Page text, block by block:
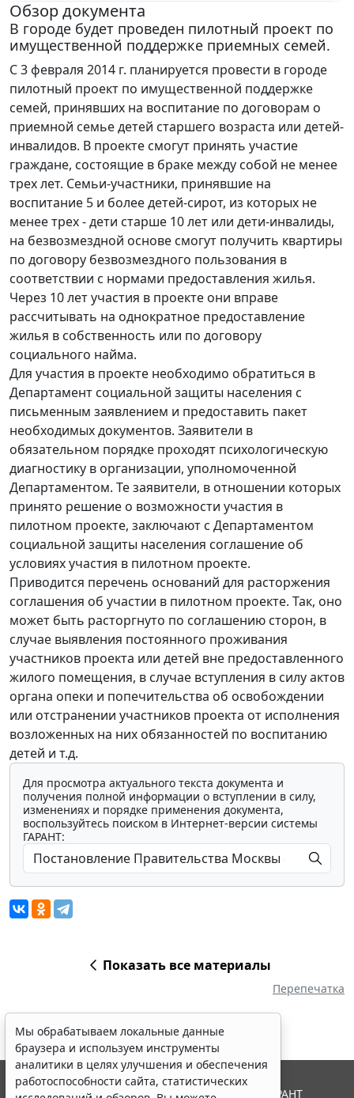
Обзор документа
В городе будет проведен пилотный проект по
имущественной поддержке приемных семей.
С 3 февраля 2014 г. планируется провести в городе
пилотный проект по имущественной поддержке
семей, принявших на воспитание по договорам о
приемной семье детей старшего возраста или детей-
инвалидов. В проекте смогут принять участие
граждане, состоящие в браке между собой не менее
трех лет. Семьи-участники, принявшие на
воспитание 5 и более детей-сирот, из которых не
менее трех - дети старше 10 лет или дети-инвалиды,
на безвозмездной основе смогут получить квартиры
по договору безвозмездного пользования в
соответствии с нормами предоставления жилья.
Через 10 лет участия в проекте они вправе
рассчитывать на однократное предоставление
жилья в собственность или по договору
социального найма.
Для участия в проекте необходимо обратиться в
Департамент социальной защиты населения с
письменным заявлением и предоставить пакет
необходимых документов. Заявители в
обязательном порядке проходят психологическую
диагностику в организации, уполномоченной
Департаментом. Те заявители, в отношении которых
принято решение о возможности участия в
пилотном проекте, заключают с Департаментом
социальной защиты населения соглашение об
условиях участия в пилотном проекте.
Приводится перечень оснований для расторжения
соглашения об участии в пилотном проекте. Так, оно
может быть расторгнуто по соглашению сторон, в
случае выявления постоянного проживания
участников проекта или детей вне предоставленного
жилого помещения, в случае вступления в силу актов
органа опеки и попечительства об освобождении
или отстранении участников проекта от исполнения
возложенных на них обязанностей по воспитанию
детей и т.д.
Для просмотра актуального текста документа и
получения полной информации о вступлении в силу,
изменениях и порядке применения документа,
воспользуйтесь поиском в Интернет-версии системы
ГАРАНТ:
Показать все материалы
Перепечатка
Мы обрабатываем локальные данные
браузера и используем инструменты
аналитики в целях улучшения и обеспечения
работоспособности сайта, статистических
© ООО "НПП "ГАРАНТ-СЕРВИС", 2026. Система ГАРАНТ